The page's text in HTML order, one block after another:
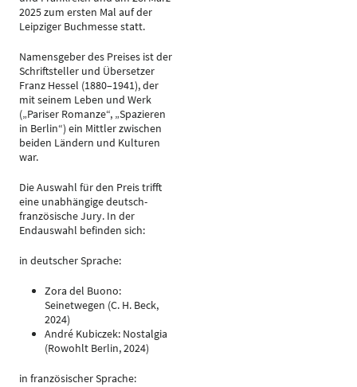
2025 zum ersten Mal auf der
Leipziger Buchmesse statt.
Namensgeber des Preises ist der
Schriftsteller und Übersetzer
Franz Hessel (1880–1941), der
mit seinem Leben und Werk
(„Pariser Romanze“, „Spazieren
in Berlin“) ein Mittler zwischen
beiden Ländern und Kulturen
war.
Die Auswahl für den Preis trifft
eine unabhängige deutsch-
französische Jury. In der
Endauswahl befinden sich:
in deutscher Sprache:
Zora del Buono:
Seinetwegen (C. H. Beck,
2024)
André Kubiczek: Nostalgia
(Rowohlt Berlin, 2024)
in französischer Sprache: